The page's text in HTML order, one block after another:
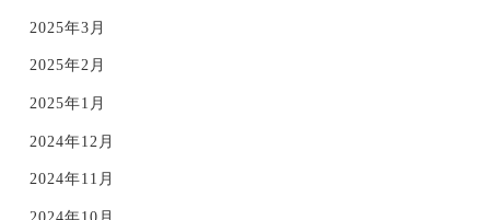
2025年3月
2025年2月
2025年1月
2024年12月
2024年11月